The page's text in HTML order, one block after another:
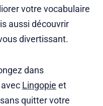
votre vocabulaire
aussi découvrir
divertissant.
dans
Lingopie et
quitter votre